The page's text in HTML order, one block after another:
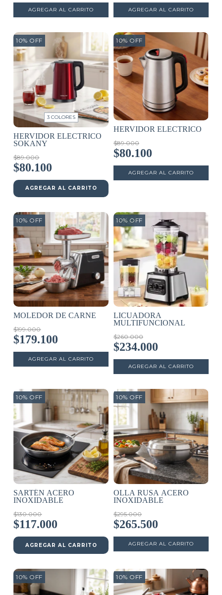
10% OFF
3 COLORES
HERVIDOR ELECTRICO
SOKANY
$89.000
$80.100
AGREGAR AL CARRITO
10% OFF
HERVIDOR ELECTRICO
$89.000
$80.100
10% OFF
MOLEDOR DE CARNE
$199.000
$179.100
10% OFF
LICUADORA
MULTIFUNCIONAL
$260.000
$234.000
10% OFF
SARTÉN ACERO
INOXIDABLE
$130.000
$117.000
AGREGAR AL CARRITO
10% OFF
OLLA RUSA ACERO
INOXIDABLE
$295.000
$265.500
10% OFF 10% OFF